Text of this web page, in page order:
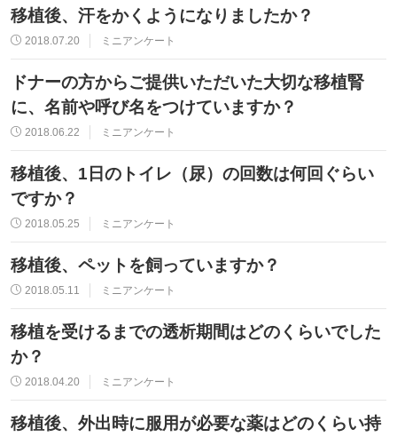
移植後、汗をかくようになりましたか？
2018.07.20 ミニアンケート
ドナーの方からご提供いただいた大切な移植腎
に、名前や呼び名をつけていますか？
2018.06.22 ミニアンケート
移植後、1日のトイレ（尿）の回数は何回ぐらい
ですか？
2018.05.25 ミニアンケート
移植後、ペットを飼っていますか？
2018.05.11 ミニアンケート
移植を受けるまでの透析期間はどのくらいでした
か？
2018.04.20 ミニアンケート
移植後、外出時に服用が必要な薬はどのくらい持